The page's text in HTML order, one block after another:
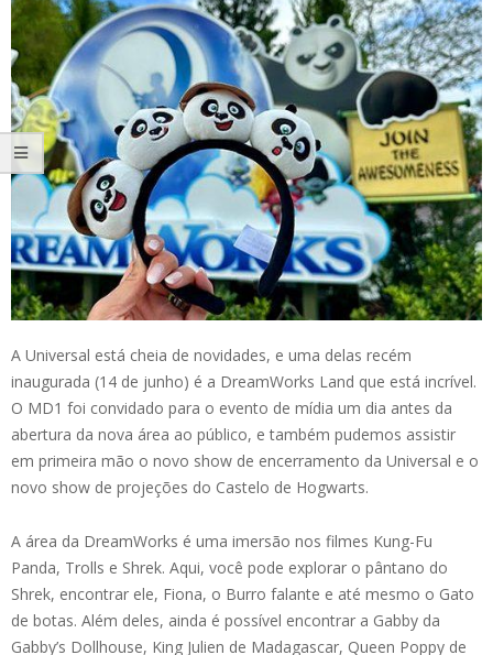
A Universal está cheia de novidades, e uma delas recém
inaugurada (14 de junho) é a DreamWorks Land que está incrível.
O MD1 foi convidado para o evento de mídia um dia antes da
abertura da nova área ao público, e também pudemos assistir
em primeira mão o novo show de encerramento da Universal e o
novo show de projeções do Castelo de Hogwarts.
A área da DreamWorks é uma imersão nos filmes Kung-Fu
Panda, Trolls e Shrek. Aqui, você pode explorar o pântano do
Shrek, encontrar ele, Fiona, o Burro falante e até mesmo o Gato
de botas. Além deles, ainda é possível encontrar a Gabby da
Gabby’s Dollhouse, King Julien de Madagascar, Queen Poppy de